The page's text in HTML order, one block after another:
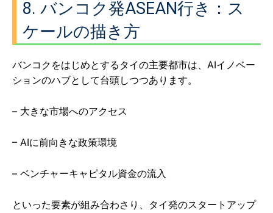
8. バンコク発ASEAN行き：ス
ケールの描き方
バンコクをはじめとするタイの主要都市は、AIイノベー
ションのハブとして台頭しつつあります。
– 大きな市場へのアクセス
– AIに前向きな政策環境
– ベンチャーキャピタル資金の流入
といった要素が組み合わさり、タイ発のスタートアップ